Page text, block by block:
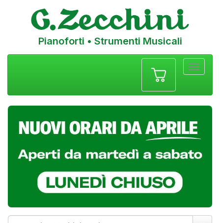
Pianoforti • Strumenti Musicali